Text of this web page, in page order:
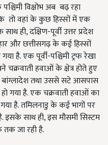
विक्षोभ अब बढ़ रहा
तो वहां के कुछ हिस्सों में एक
साथ ही,दक्षिण-पूर्वी उत्तर प्रदेश
और छत्तीसगढ़ के कई हिस्सों
है. एक पूर्वी-पश्चिमी ट्रफ रेखा
चक्रवाती हवाओं के क्षेत्र होते हुए
बांग्लादेश तथा उससे सटे आसपास
हो गया है. एक चक्रवाती हवाओं का
गया है. तमिलनाडु के कई भागों पर
इसके साथ ही,इस मौसमी सिस्टम
जा रही है.